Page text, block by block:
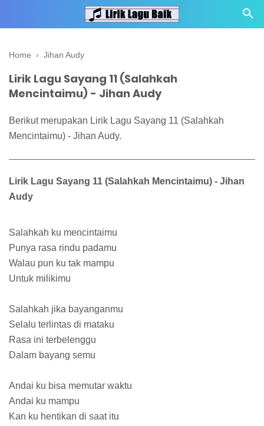
Home › Jihan Audy
Lirik Lagu Sayang 11 (Salahkah
Mencintaimu) - Jihan Audy
Berikut merupakan Lirik Lagu Sayang 11 (Salahkah
Mencintaimu) - Jihan Audy.
Lirik Lagu Sayang 11 (Salahkah Mencintaimu) - Jihan
Audy
Salahkah ku mencintaimu
Punya rasa rindu padamu
Walau pun ku tak mampu
Untuk milikimu
Salahkah jika bayanganmu
Selalu terlintas di mataku
Rasa ini terbelenggu
Dalam bayang semu
Andai ku bisa memutar waktu
Andai ku mampu
Kan ku hentikan di saat itu